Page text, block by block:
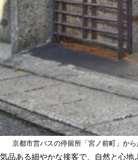
京都市営バスの停留所「宮ノ前町」から
気品ある細やかな接客で、自然と心地